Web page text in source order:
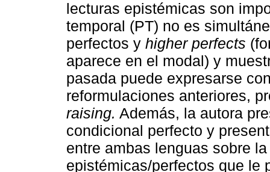
lecturas epistémicas son
temporal (PT) no es
perfectos y higher perfects
aparece en el modal) y
pasada puede expresarse
reformulaciones anteriores,
raising. Además, la autora
condicional perfecto y
entre ambas lenguas sobre
epistémicas/perfectos que le